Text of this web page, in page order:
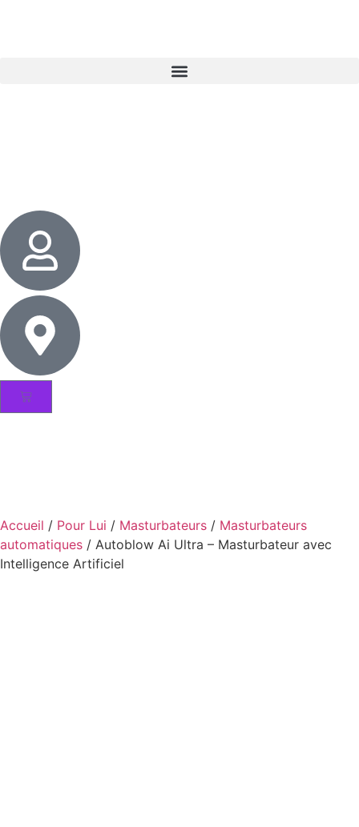
Accueil / Pour Lui / Masturbateurs / Masturbateurs
automatiques / Autoblow Ai Ultra – Masturbateur avec
Intelligence Artificiel